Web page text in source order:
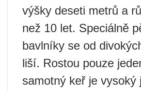
výšky deseti metrů a
než 10 let. Speciálně
bavlníky se od
liší. Rostou pouze
samotný keř je vysoký